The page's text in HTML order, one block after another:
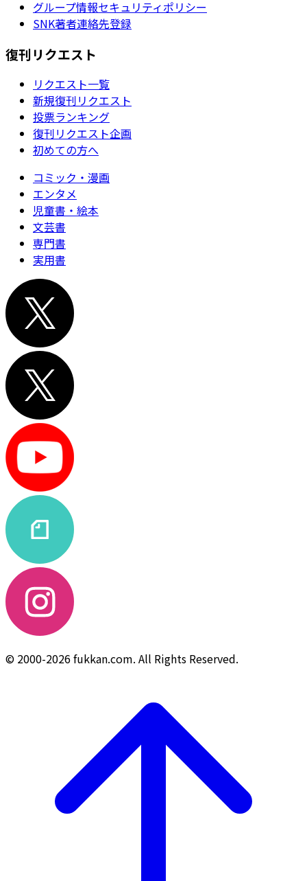
グループ情報セキュリティポリシー
SNK著者連絡先登録
復刊リクエスト
リクエスト一覧
新規復刊リクエスト
投票ランキング
復刊リクエスト企画
初めての方へ
コミック・漫画
エンタメ
児童書・絵本
文芸書
専門書
実用書
© 2000-2026 fukkan.com. All Rights Reserved.